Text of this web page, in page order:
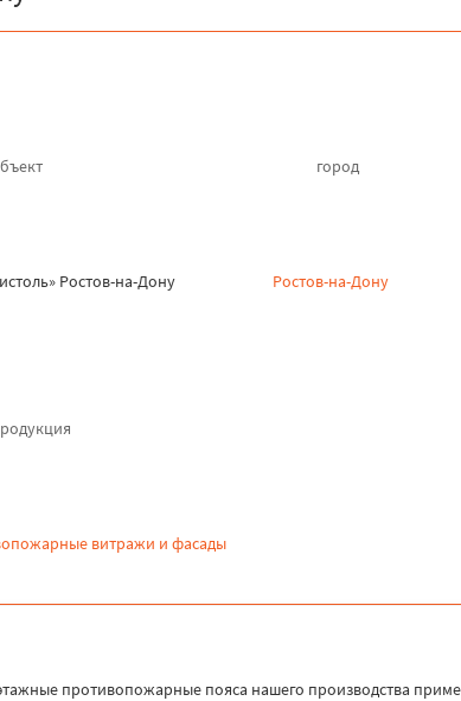
Ростов-на-Дону
город
Ростов-на-Дону
витражи и фасады
противопожарные пояса нашего производства